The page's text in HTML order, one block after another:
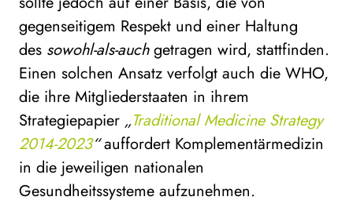
gegenseitigem Respekt und einer Haltung
des sowohl-als-auchgetragen wird, stattfinden.
Einen solchen Ansatz verfolgt auch die WHO,
die ihre Mitgliederstaaten in ihrem
Strategiepapier „Traditional Medicine Strategy
2014-2023“auffordert Komplementärmedizin
in die jeweiligen nationalen
Gesundheitssysteme aufzunehmen.